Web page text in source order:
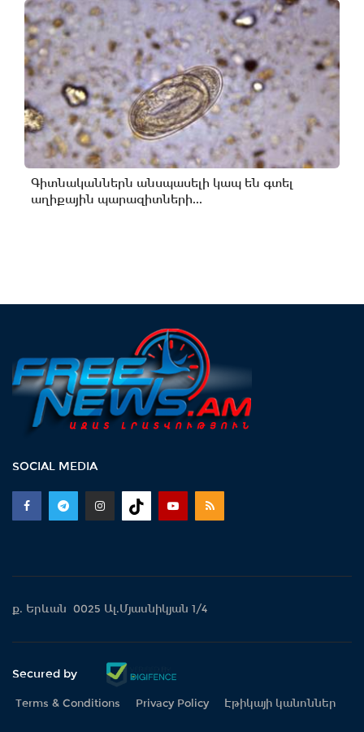
Գիտնականներն անսպասելի կապ են գտել
աղիքային պարազիտների...
SOCIAL MEDIA
ք. Երևան 0025 Ալ.Մյասնիկյան 1/4
Secured by
Terms & Conditions Privacy Policy Էթիկայի կանոններ